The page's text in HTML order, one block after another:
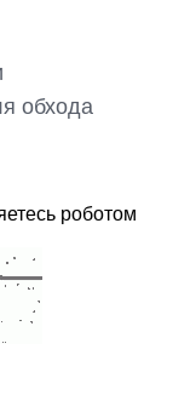
обхода
роботом